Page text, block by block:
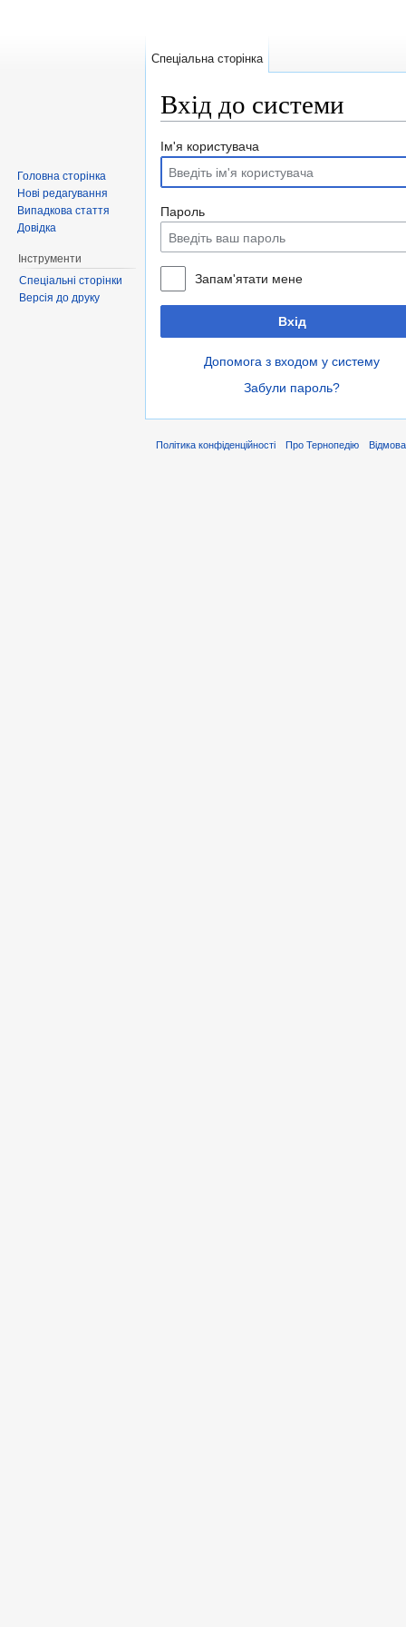
Вхід до системи
Ім'я користувача
Пароль
Запам'ятати мене
Вхід
Допомога з входом у систему
Забули пароль?
Спеціальна сторінка
Головна сторінка
Нові редагування
Випадкова стаття
Довідка
Інструменти
Спеціальні сторінки
Версія до друку
Політика конфіденційності Про Тернопедію Відмова